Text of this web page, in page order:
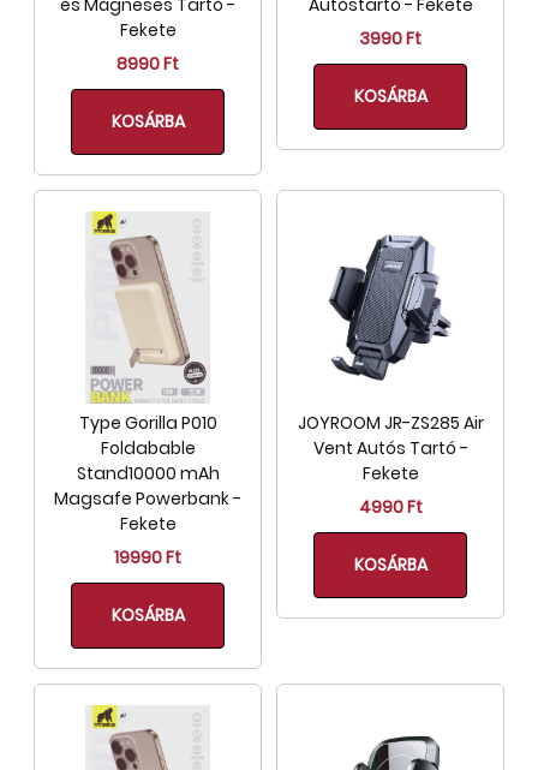
és Mágneses Tartó -
Fekete
8990 Ft
KOSÁRBA
Autóstartó - Fekete
3990 Ft
KOSÁRBA
Type Gorilla P010
Foldabable
Stand10000 mAh
Magsafe Powerbank -
Fekete
19990 Ft
KOSÁRBA
JOYROOM JR-ZS285 Air
Vent Autós Tartó -
Fekete
4990 Ft
KOSÁRBA